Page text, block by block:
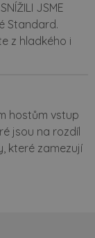
JSME
Standard.
z hladkého i
hostům vstup
jsou na rozdíl
které zamezují